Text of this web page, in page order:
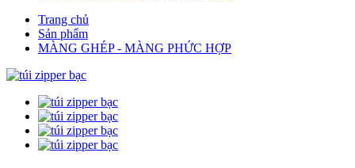
Trang chủ
Sản phẩm
MÀNG GHÉP - MÀNG PHỨC HỢP